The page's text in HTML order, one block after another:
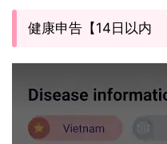
健康申告【14日以内